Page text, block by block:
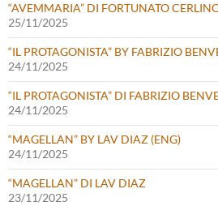
“AVEMMARIA” DI FORTUNATO
25/11/2025
“IL PROTAGONISTA” BY FABRIZIO
24/11/2025
“IL PROTAGONISTA” DI FABRIZIO
24/11/2025
“MAGELLAN” BY LAV DIAZ (ENG)
24/11/2025
“MAGELLAN” DI LAV DIAZ
23/11/2025